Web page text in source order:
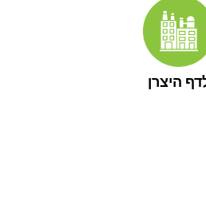
היצרן